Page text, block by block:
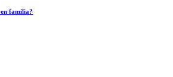
familia?